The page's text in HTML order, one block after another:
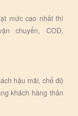
mức cao nhất thì
chuyển, COD,
hậu mãi, chế độ
khách hàng thân